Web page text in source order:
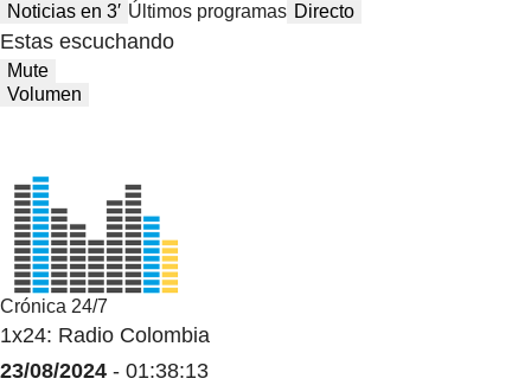
Noticias en 3′ Últimos programas Directo
Estas escuchando
Mute
Volumen
Crónica 24/7
1x24: Radio Colombia
23/08/2024 - 01:38:13